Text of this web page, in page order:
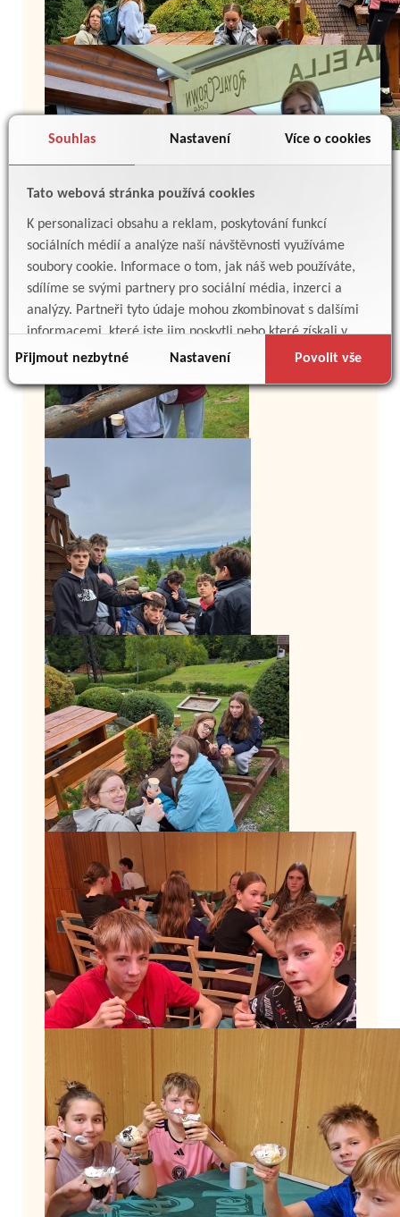
Souhlas Nastavení Více o cookies
Tato webová stránka používá cookies
K personalizaci obsahu a reklam, poskytování funkcí
sociálních médií a analýze naší návštěvnosti využíváme
soubory cookie. Informace o tom, jak náš web používáte,
sdílíme se svými partnery pro sociální média, inzerci a
analýzy. Partneři tyto údaje mohou zkombinovat s dalšími
informacemi, které jste jim poskytli nebo které získali v
důsledku toho, že používáte jejich služby.
Přijmout nezbytné Nastavení Povolit vše